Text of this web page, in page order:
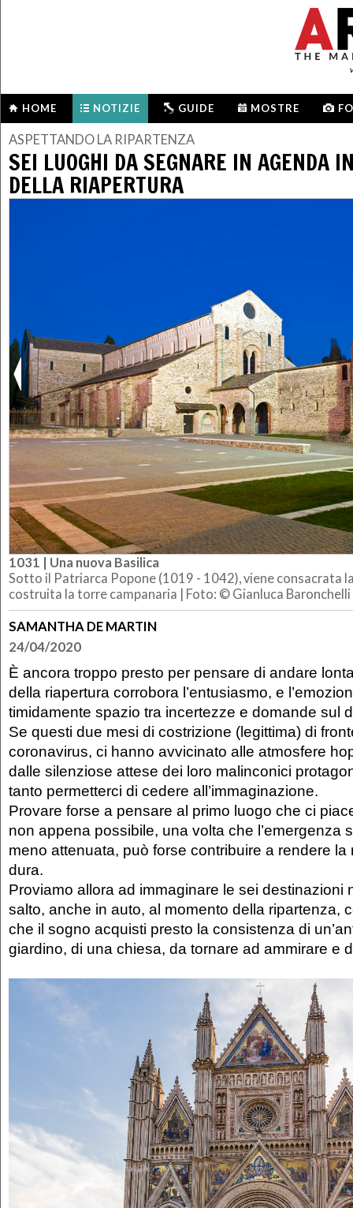
HOME NOTIZIE GUIDE MOSTRE
ASPETTANDO LA RIPARTENZA
SEI LUOGHI DA SEGNARE IN AGENDA
DELLA RIAPERTURA
1031 | Una nuova Basilica
Sotto il Patriarca Popone (1019 - 1042), viene consacrata
costruita la torre campanaria | Foto: © Gianluca Baronchelli
SAMANTHA DE MARTIN
24/04/2020
È ancora troppo presto per pensare di andare
della riapertura corrobora l’entusiasmo, e
timidamente spazio tra incertezze e domande sul
Se questi due mesi di costrizione (legittima) di
coronavirus, ci hanno avvicinato alle atmosfere
dalle silenziose attese dei loro malinconici
tanto permetterci di cedere all’immaginazione.
Provare forse a pensare al primo luogo che ci
non appena possibile, una volta che l’emergenza
meno attenuata, può forse contribuire a rendere
dura.
Proviamo allora ad immaginare le sei destinazioni
salto, anche in auto, al momento della ripartenza,
che il sogno acquisti presto la consistenza di
giardino, di una chiesa, da tornare ad ammirare e